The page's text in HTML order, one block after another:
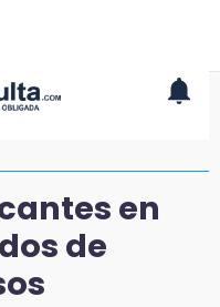
en
de